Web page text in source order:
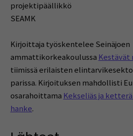
projektipäällikkö
SEAMK
Kirjoittaja työskentelee Seinäjoen
ammattikorkeakoulussa Kestävät
tiimissä erilaisten
parissa. Kirjoituksen mahdollisti
osarahoittama Kekseliäs ja
hanke.